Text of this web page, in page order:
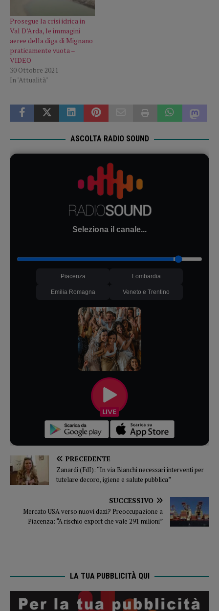
Prosegue la crisi idrica in
Val D’Arda, le immagini
aeree della diga di Mignano
praticamente vuota –
VIDEO
30 Ottobre 2021
In "Attualità"
ASCOLTA RADIO SOUND
Seleziona il canale...
Piacenza Lombardia
Emilia Romagna Veneto e Trentino
PRECEDENTE
Zanardi (FdI): “In via Bianchi necessari interventi per
tutelare decoro, igiene e salute pubblica”
SUCCESSIVO
Mercato USA verso nuovi dazi? Preoccupazione a
Piacenza: “A rischio export che vale 291 milioni”
LA TUA PUBBLICITÀ QUI